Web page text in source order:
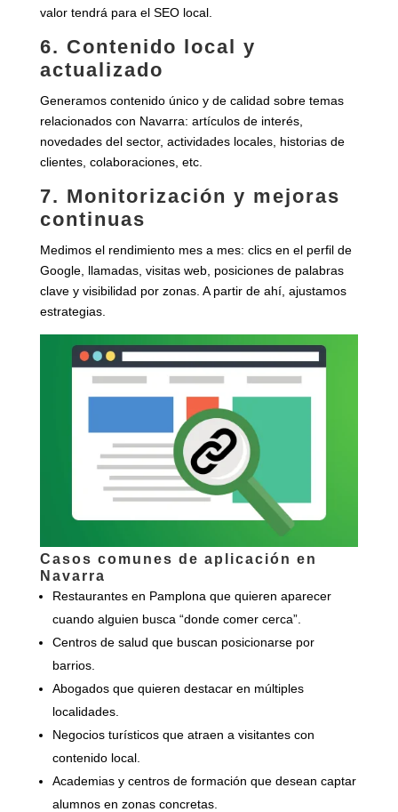
valor tendrá para el SEO local.
6. Contenido local y
actualizado
Generamos contenido único y de calidad sobre temas
relacionados con Navarra: artículos de interés,
novedades del sector, actividades locales, historias de
clientes, colaboraciones, etc.
7. Monitorización y mejoras
continuas
Medimos el rendimiento mes a mes: clics en el perfil de
Google, llamadas, visitas web, posiciones de palabras
clave y visibilidad por zonas. A partir de ahí, ajustamos
estrategias.
Casos comunes de aplicación en
Navarra
Restaurantes en Pamplona que quieren aparecer
cuando alguien busca “donde comer cerca”.
Centros de salud que buscan posicionarse por
barrios.
Abogados que quieren destacar en múltiples
localidades.
Negocios turísticos que atraen a visitantes con
contenido local.
Academias y centros de formación que desean captar
alumnos en zonas concretas.